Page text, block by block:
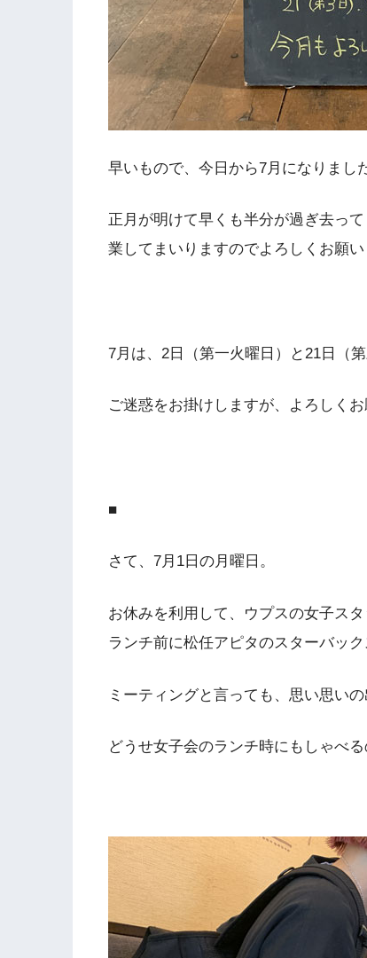
早いもので、今日から7月になりまし
正月が明けて早くも半分が過ぎ去っ
業してまいりますのでよろしくお願い
7月は、2日（第一火曜日）と21日（
ご迷惑をお掛けしますが、よろしくお
■
さて、7月1日の月曜日。
お休みを利用して、ウプスの女子ス
ランチ前に松任アピタのスターバッ
ミーティングと言っても、思い思い
どうせ女子会のランチ時にもしゃべ